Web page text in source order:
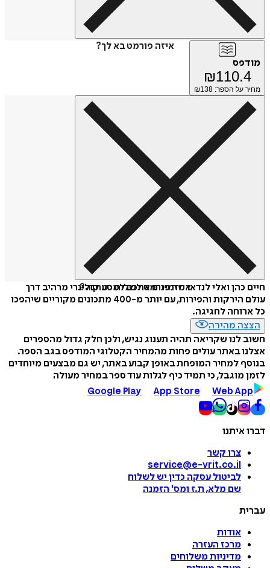
איזה פורמט בא לך?
מודפס
₪110.4
מחיר על הספר: ₪ 138
איזה פורמט לשלוח כמתנה?
חיים כהן ואלי לנדאו מזמינים אתכם למסע קולינרי מרהיב דרך
עולם הירקות והפירות, עם יותר מ-400 מתכונים מקוריים שיהפכו
כל ארוחה לחגיגה.
הצצה מהירה
חשוב לנו שקריאה תהיה תענוג נגיש, ולכן חלק גדול מהספרים
אצלנו באתר עולים פחות מהמחיר הקטלוגי המודפס בגב הספר.
בנוסף למחיר המופחת באופן קבוע באתר, יש גם מבצעים מיוחדים
לזמן מוגבל, כי תמיד כיף לגלות עוד ספר במחיר מעולה
Google Play
App Store Web App
דברו איתנו
צרו קשר
service@e-vrit.co.il
לביטול עסקה כדין יש לשלוח
שם מלא, ת.ז ומס' הזמנה
עברית
אודות
מרכז העזרה
מדיניות משלוחים